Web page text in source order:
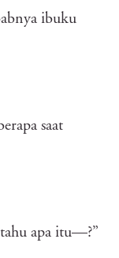
ibuku
saat
apa itu—?”